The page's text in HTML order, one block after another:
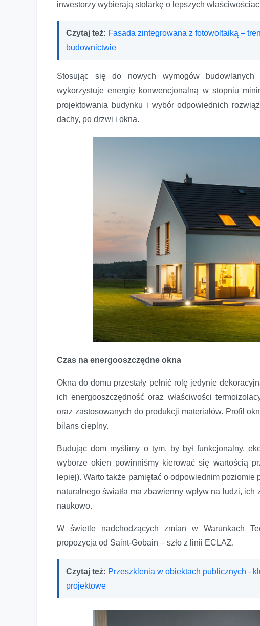
inwestorzy wybierają stolarkę o lepszych
Czytaj też: Fasada zintegrowana z fotowoltaiką –
budownictwie
Stosując się do nowych wymogów
wykorzystuje energię konwencjonalną w stopniu
projektowania budynku i wybór odpowiednich
dachy, po drzwi i okna.
Czas na energooszczędne okna
Okna do domu przestały pełnić rolę jedynie
ich energooszczędność oraz właściwości
oraz zastosowanych do produkcji materiałów. Profil
bilans cieplny.
Budując dom myślimy o tym, by był funkcjonalny,
wyborze okien powinniśmy kierować się wartością
lepiej). Warto także pamiętać o odpowiednim
naturalnego światła ma zbawienny wpływ na ludzi,
naukowo.
W świetle nadchodzących zmian w Warunkach
propozycja od Saint-Gobain – szło z linii ECLAZ.
Czytaj też: Przeszklenia w obiektach publicznych -
projektowe